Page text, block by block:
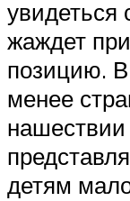
увидеться
жаждет
позицию.
менее
детям